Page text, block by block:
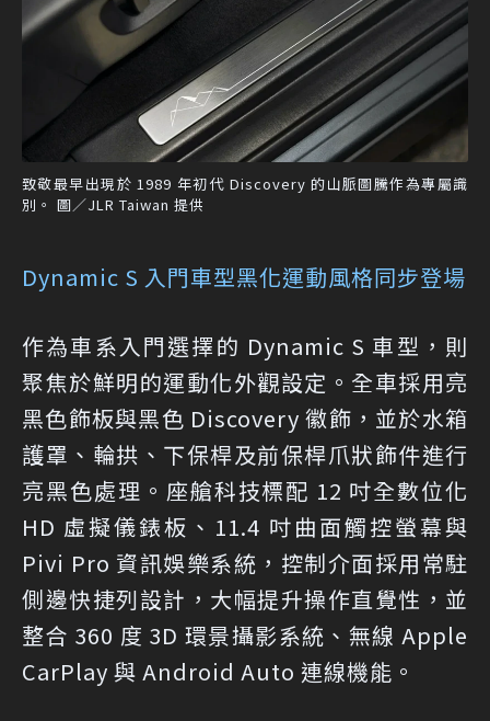
致敬最早出現於 1989 年初代 Discovery 的山脈圖騰作為專屬識
別。 圖／JLR Taiwan 提供
Dynamic S 入門車型黑化運動風格同步登場
作為車系入門選擇的 Dynamic S 車型，則
聚焦於鮮明的運動化外觀設定。全車採用亮
黑色飾板與黑色 Discovery 徽飾，並於水箱
護罩、輪拱、下保桿及前保桿爪狀飾件進行
亮黑色處理。座艙科技標配 12 吋全數位化
HD 虛擬儀錶板、11.4 吋曲面觸控螢幕與
Pivi Pro 資訊娛樂系統，控制介面採用常駐
側邊快捷列設計，大幅提升操作直覺性，並
整合 360 度 3D 環景攝影系統、無線 Apple
CarPlay 與 Android Auto 連線機能。